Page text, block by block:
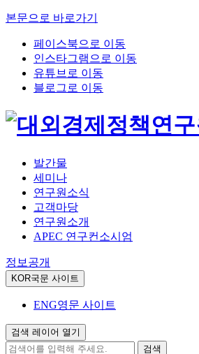
본문으로 바로가기
페이스북으로 이동
인스타그램으로 이동
유튜브로 이동
블로그로 이동
발간물
세미나
연구원소식
고객마당
연구원소개
APEC 연구컨소시엄
정보공개
KOR국문 사이트
ENG영문 사이트
검색 레이어 열기
검색